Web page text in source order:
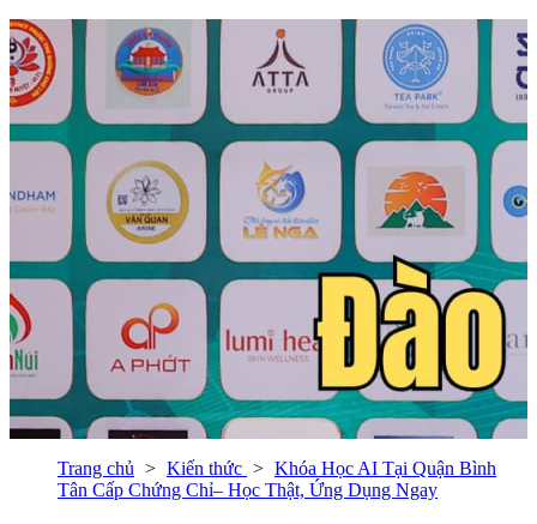
Trang chủ Kiến thức
Khóa Học AI Tại Quận Bình
Tân Cấp Chứng Chỉ– Học Thật, Ứng Dụng Ngay